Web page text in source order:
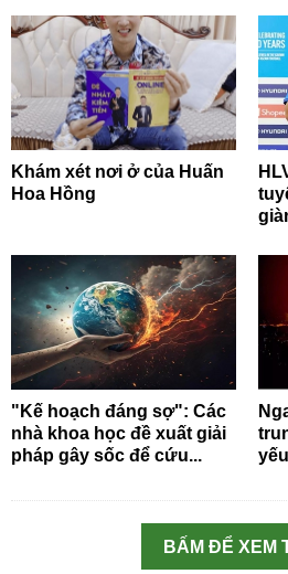
Khám xét nơi ở của Huấn
Hoa Hồng
"Kế hoạch đáng sợ": Các
nhà khoa học đề xuất giải
pháp gây sốc để cứu...
BẤM ĐỂ XEM